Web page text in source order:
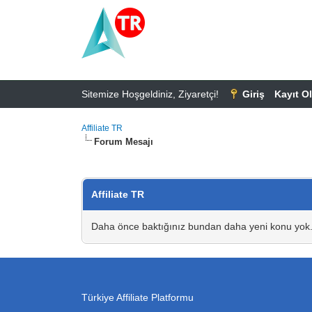
Sitemize Hoşgeldiniz, Ziyaretçi! Giriş Kayıt Ol
Affiliate TR
Forum Mesajı
Affiliate TR
Daha önce baktığınız bundan daha yeni konu yok.
Türkiye Affiliate Platformu